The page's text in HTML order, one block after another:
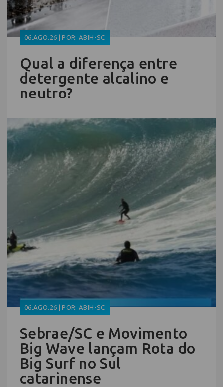
06.AGO.26 | POR: ABIH-SC
Qual a diferença entre
detergente alcalino e
neutro?
06.AGO.26 | POR: ABIH-SC
Sebrae/SC e Movimento
Big Wave lançam Rota do
Big Surf no Sul
catarinense